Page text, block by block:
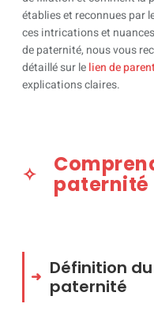
établies et reconnues par
ces intrications et
de paternité, nous vous
détaillé sur lelien de
explications claires.
paternité
Définition
paternité